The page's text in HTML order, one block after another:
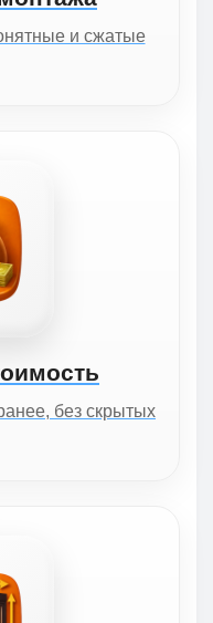
и сжатые
без скрытых